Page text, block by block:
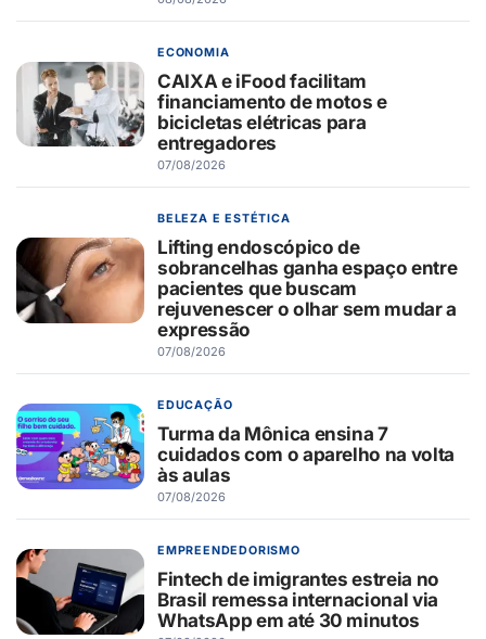
ECONOMIA
CAIXA e iFood facilitam
financiamento de motos e
bicicletas elétricas para
entregadores
07/08/2026
BELEZA E ESTÉTICA
Lifting endoscópico de
sobrancelhas ganha espaço entre
pacientes que buscam
rejuvenescer o olhar sem mudar a
expressão
07/08/2026
EDUCAÇÃO
Turma da Mônica ensina 7
cuidados com o aparelho na volta
às aulas
07/08/2026
EMPREENDEDORISMO
Fintech de imigrantes estreia no
Brasil remessa internacional via
WhatsApp em até 30 minutos